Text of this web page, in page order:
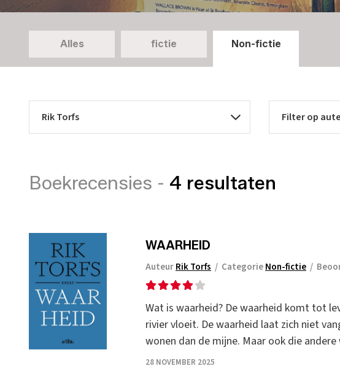
Alles fictie Non-fictie
Boekrecensies - 4 resultaten
WAARHEID
AuteurRik Torfs / CategorieNon-fictie /
Wat is waarheid? De waarheid komt tot
rivier vloeit. De waarheid laat zich niet
wonen dan de mijne. Maar ook die
28 NOVEMBER 2025